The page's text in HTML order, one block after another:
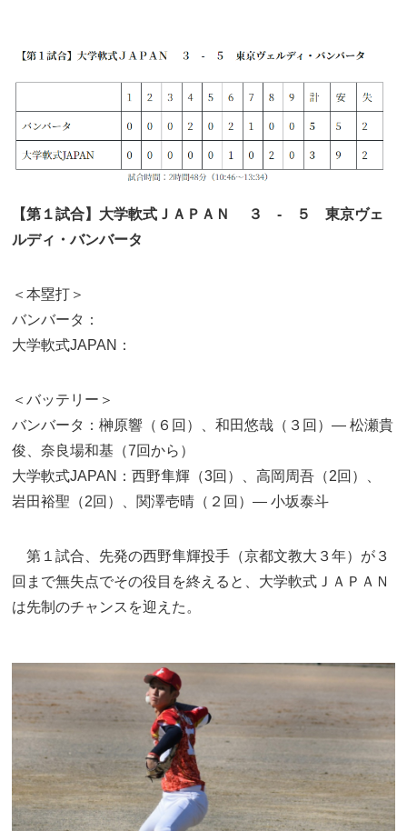
【第１試合】大学軟式ＪＡＰＡＮ ３ - ５ 東京ヴェ
ルディ・バンバータ
＜本塁打＞
バンバータ：
大学軟式JAPAN：
＜バッテリー＞
バンバータ：榊原響（６回）、和田悠哉（３回）— 松瀬貴
俊、奈良場和基（7回から）
大学軟式JAPAN：西野隼輝（3回）、高岡周吾（2回）、
岩田裕聖（2回）、関澤壱晴（２回）— 小坂泰斗
第１試合、先発の西野隼輝投手（京都文教大３年）が３
回まで無失点でその役目を終えると、大学軟式ＪＡＰＡＮ
は先制のチャンスを迎えた。